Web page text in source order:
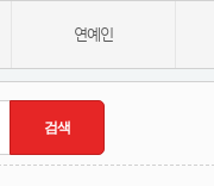
연예인